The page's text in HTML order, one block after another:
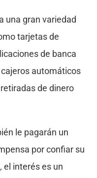
una gran variedad
tarjetas de
de banca
automáticos
de dinero
le pagarán un
por confiar su
el interés es un